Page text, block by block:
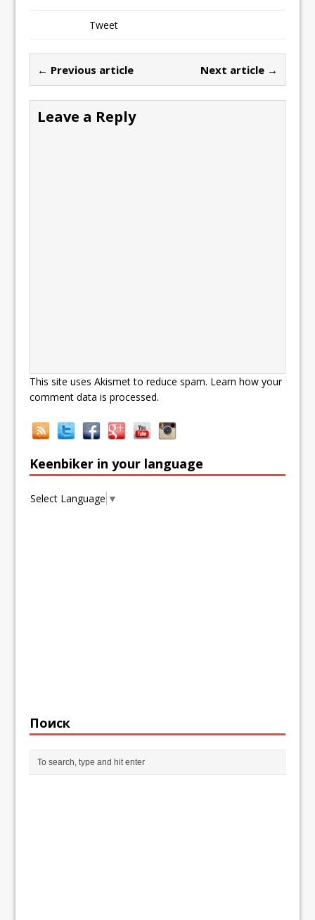
Tweet
← Previous article Next article →
Leave a Reply
This site uses Akismet to reduce spam. Learn how your
comment data is processed.
Keenbiker in your language
Select Language ▼
Поиск